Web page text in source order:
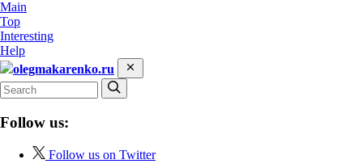
Main
Top
Interesting
Help
olegmakarenko.ru
Follow us:
Follow us on Twitter